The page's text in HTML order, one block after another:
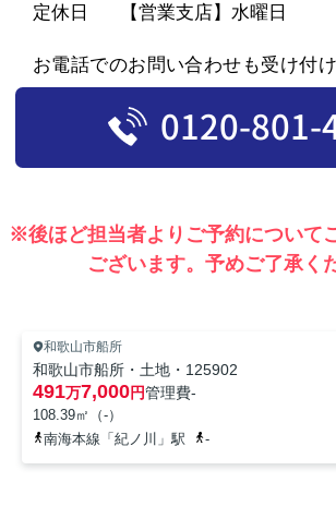
定休日
【営業支店】水曜日
お電話でのお問い合わせも受け付
0120-801-
※後ほど担当者よりご予約について
ございます。予めご了承く
和歌山市船所
和歌山市船所・土地・125902
491万7,000円管理費-
108.39㎡（-）
南海本線「紀ノ川」駅
-